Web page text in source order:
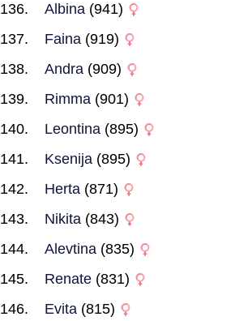
Albina (941)
Faina (919)
Andra (909)
Rimma (901)
Leontina (895)
Ksenija (895)
Herta (871)
Nikita (843)
Alevtina (835)
Renate (831)
Evita (815)